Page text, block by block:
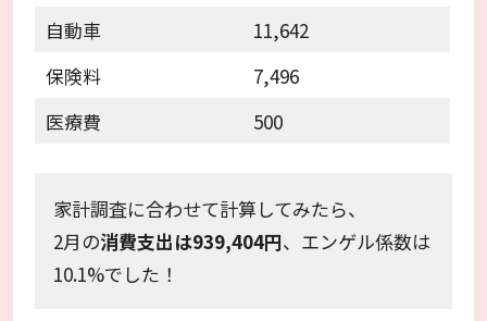
自動車
11,642
保険料
7,496
医療費
500
家計調査に合わせて計算してみたら、
2月の消費支出は939,404円、エンゲル係数は
10.1%でした！